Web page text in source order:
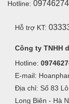
Hotline:
Hỗ trợ KT:
Công ty TNHH
Hotline:
E-mail:
Địa chỉ: Số 83
Long Biên - Hà